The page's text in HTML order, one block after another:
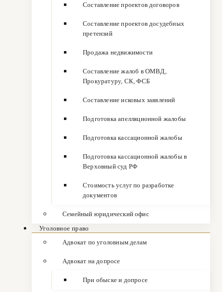
Составление проектов договоров
Составление проектов досудебных
претензий
Продажа недвижимости
Составление жалоб в ОМВД,
Прокуратуру, СК, ФСБ
Составление исковых заявлений
Подготовка апелляционной жалобы
Подготовка кассационной жалобы
Подготовка кассационной жалобы в
Верховный суд РФ
Стоимость услуг по разработке
документов
Семейный юридический офис
Уголовное право
Адвокат по уголовным делам
Адвокат на допросе
При обыске и допросе